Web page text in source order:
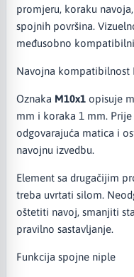
promjeru, koraku
spojnih površina.
međusobno
Navojna kompatibilnost
Oznaka M10x1opisuje
mm i koraka 1 mm.
odgovarajuća matica i
navojnu izvedbu.
Element sa drugačijim
treba uvrtati silom.
oštetiti navoj, smanjiti
pravilno sastavljanje.
Funkcija spojne niple